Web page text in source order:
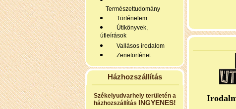
Természettudomány
Történelem
Útikönyvek,
útleírások
Vallásos irodalom
Zenetörténet
Házhozszállítás
Székelyudvarhely területén a
házhozszállítás INGYENES!